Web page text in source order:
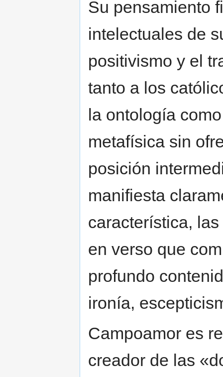
Su pensamiento
intelectuales de
positivismo y el
tanto a los
la ontología
metafísica sin
posición
manifiesta
característica,
en verso que
profundo
ironía,
Campoamor es
creador de las